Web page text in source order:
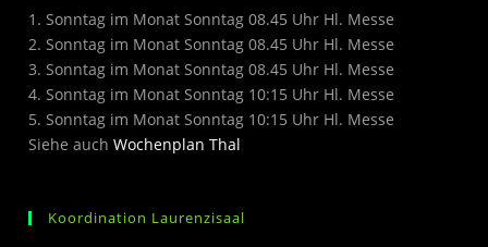
1. Sonntag im Monat Sonntag 08.45 Uhr Hl. Messe
2. Sonntag im Monat Sonntag 08.45 Uhr Hl. Messe
3. Sonntag im Monat Sonntag 08.45 Uhr Hl. Messe
4. Sonntag im Monat Sonntag 10:15 Uhr Hl. Messe
5. Sonntag im Monat Sonntag 10:15 Uhr Hl. Messe
Siehe auchWochenplan Thal
Koordination Laurenzisaal